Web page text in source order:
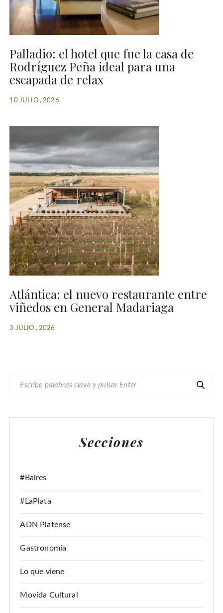
Palladio: el hotel que fue la casa de
Rodríguez Peña ideal para una
escapada de relax
10 JULIO , 2026
Atlántica: el nuevo restaurante entre
viñedos en General Madariaga
3 JULIO , 2026
C
Secciones
#Baires
#LaPlata
ADN Platense
Gastronomía
Lo que viene
Movida Cultural